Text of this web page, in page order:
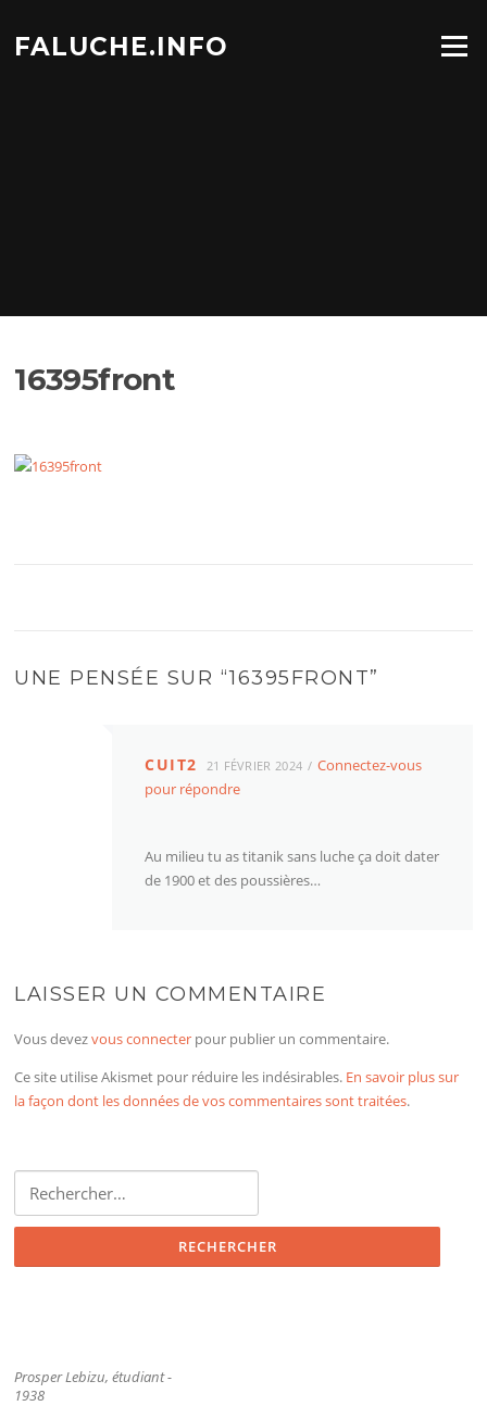
contenu
FALUCHE.INFO Menu
16395front
UNE PENSÉE SUR “16395FRONT”
CUIT2 21 FÉVRIER 2024
Connectez-vous
pour répondre
Au milieu tu as titanik sans luche ça doit dater
de 1900 et des poussières…
LAISSER UN COMMENTAIRE
Vous devezvous connecter pour publier un commentaire.
Ce site utilise Akismet pour réduire les indésirables. En savoir plus sur
la façon dont les données de vos commentaires sont traitées.
Prosper Lebizu, étudiant -
1938